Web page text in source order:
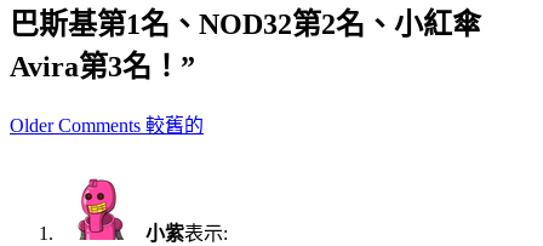
巴斯基第1名、NOD32第2名、小紅傘
Avira第3名！”
Comment
Older Comments 較舊的
小紫表示: